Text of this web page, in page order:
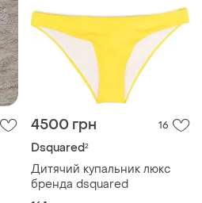
4500 грн 16
Dsquared²
Дитячий купальник люкс
бренда dsquared